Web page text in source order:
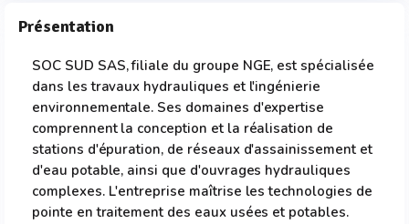
Présentation
SOC SUD SAS, filiale du groupe NGE, est spécialisée
dans les travaux hydrauliques et l'ingénierie
environnementale. Ses domaines d'expertise
comprennent la conception et la réalisation de
stations d'épuration, de réseaux d'assainissement et
d'eau potable, ainsi que d'ouvrages hydrauliques
complexes. L'entreprise maîtrise les technologies de
pointe en traitement des eaux usées et potables.